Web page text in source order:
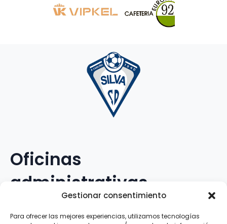
Gestionar consentimiento
Para ofrecer las mejores experiencias, utilizamos tecnologías
Oficinas
administrativas
Avenida Galileo Galilei, 12